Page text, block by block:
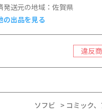
発送元の地域：佐賀県
の出品を見る
違反
ソフビ
コミック